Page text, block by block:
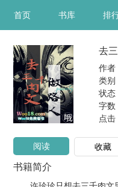
首页 书库 排
去
作者
类别
状态
字数
点击
阅读 收藏
书籍简介